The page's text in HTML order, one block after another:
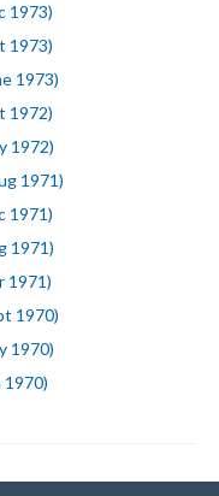
1973)
1973)
1973)
1972)
1972)
1971)
1971)
1971)
1971)
1970)
1970)
1970)